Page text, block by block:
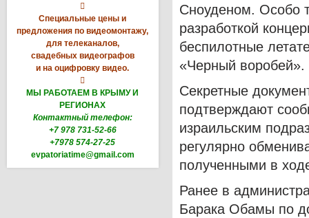

Специальные цены и
предложения по видеомонтажу,
для телеканалов,
свадебных видеографов
и на оцифровку видео.

МЫ РАБОТАЕМ В КРЫМУ И
РЕГИОНАХ
Контактный телефон:
+7 978 731-52-66
+7978 574-27-25
evpatoriatime@gmail.com
Сноуденом. Особо
разработкой
беспилотные
«Черный воробей».
Секретные
подтверждают
израильским
регулярно
полученными в
Ранее в
Барака Обамы по